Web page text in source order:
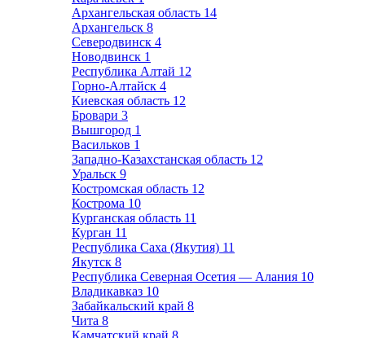
Архангельская область 14
Архангельск 8
Северодвинск 4
Новодвинск 1
Республика Алтай 12
Горно-Алтайск 4
Киевская область 12
Бровари 3
Вышгород 1
Васильков 1
Западно-Казахстанская область 12
Уральск 9
Костромская область 12
Кострома 10
Курганская область 11
Курган 11
Республика Саха (Якутия) 11
Якутск 8
Республика Северная Осетия — Алания 10
Владикавказ 10
Забайкальский край 8
Чита 8
Камчатский край 8